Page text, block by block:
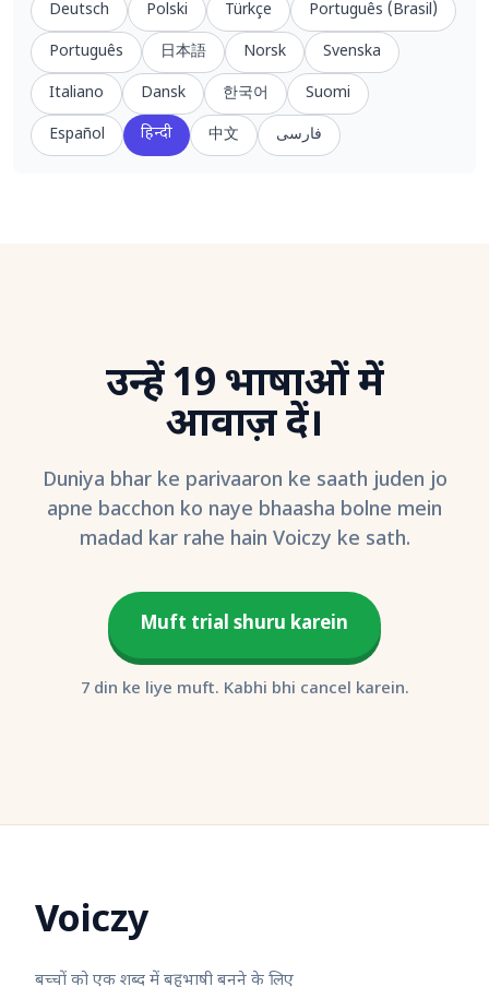
Deutsch
Polski Türkçe
Português (Brasil)
Português
日本語 Norsk
Svenska
Italiano
Dansk 한국어
Suomi
Español
हिन्दी 中文 فارسی
उन्हें 19 भाषाओं में
आवाज़ दें।
Duniya bhar ke parivaaron ke saath juden jo
apne bacchon ko naye bhaasha bolne mein
madad kar rahe hain Voiczy ke sath.
Muft trial shuru karein
7 din ke liye muft. Kabhi bhi cancel karein.
Voiczy
बच्चों को एक शब्द में बहुभाषी बनने के लिए